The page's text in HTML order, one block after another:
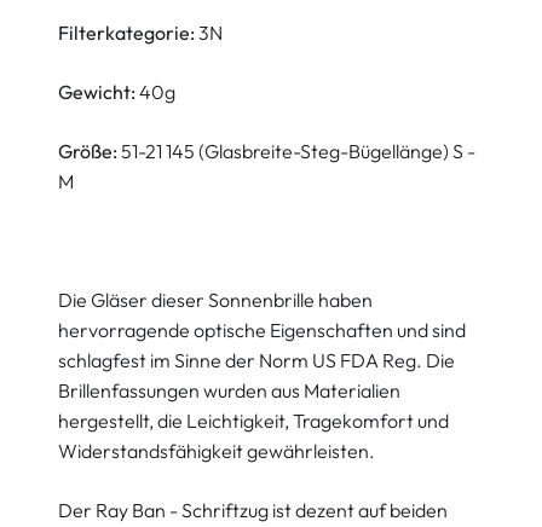
Filterkategorie: 3N
Gewicht: 40g
Größe: 51-21 145 (Glasbreite-Steg-Bügellänge) S -
M
Die Gläser dieser Sonnenbrille haben
hervorragende optische Eigenschaften und sind
schlagfest im Sinne der Norm US FDA Reg. Die
Brillenfassungen wurden aus Materialien
hergestellt, die Leichtigkeit, Tragekomfort und
Widerstandsfähigkeit gewährleisten.
Der Ray Ban - Schriftzug ist dezent auf beiden